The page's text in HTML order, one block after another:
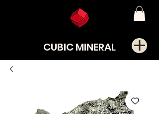
CUBIC MINERAL